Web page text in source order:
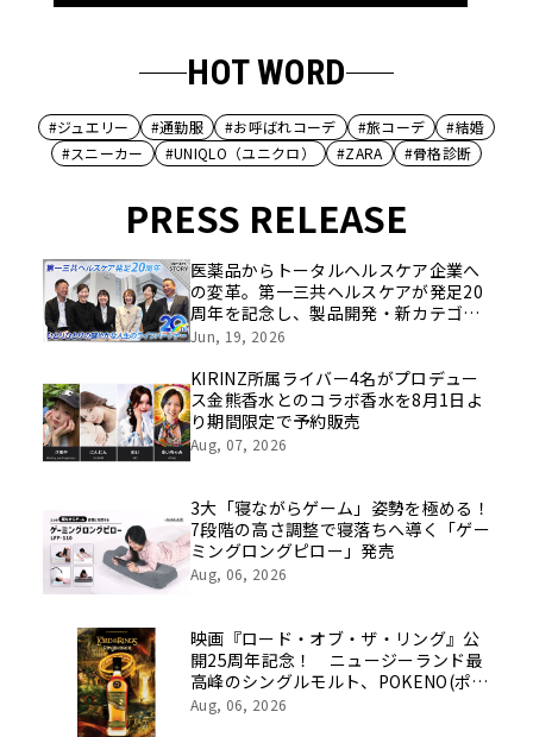
HOT WORD
#ジュエリー #通勤服 #お呼ばれコーデ #旅コーデ
#結婚
#スニーカー
#UNIQLO（ユニクロ） #ZARA #骨格診断
PRESS RELEASE
医薬品からトータルヘルスケア企業へ
の変革。第一三共ヘルスケアが発足20
周年を記念し、製品開発・新カテゴリ
挑戦の舞台や旧社統合時のエピソード
像を公開！
Jun, 19, 2026
KIRINZ所属ライバー4名がプロデュー
ス金熊香水とのコラボ香水を8月1日よ
り期間限定で予約販売
Aug, 07, 2026
3大「寝ながらゲーム」姿勢を極める！
7段階の高さ調整で寝落ちへ導く「ゲー
ミングロングピロー」発売
Aug, 06, 2026
映画『ロード・オブ・ザ・リング』公
開25周年記念！ ニュージーランド最
高峰のシングルモルト、POKENO(ポケ
ノ)より 数量限定ウイスキー「リング
Aug, 06, 2026